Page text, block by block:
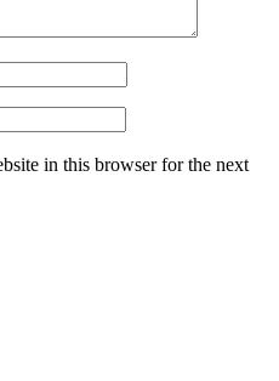
in this browser for the next